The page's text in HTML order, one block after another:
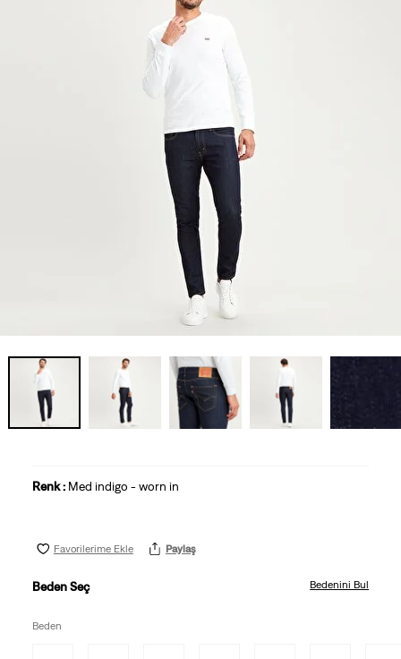
Renk : Med indigo - worn in
Favorilerime Ekle Paylaş
Beden Seç Bedenini Bul
Beden